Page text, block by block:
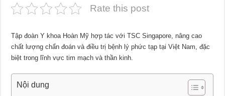
Rate this post
Tập đoàn Y khoa Hoàn Mỹ hợp tác với TSC Singapore, nâng cao
chất lượng chẩn đoán và điều trị bệnh lý phức tạp tại Việt Nam, đặc
biệt trong lĩnh vực tim mạch và thần kinh.
Nội dung